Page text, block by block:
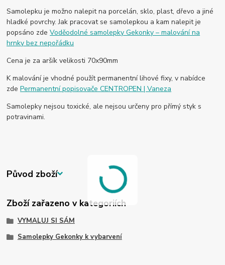
Samolepku je možno nalepit na porcelán, sklo, plast, dřevo a jiné
hladké povrchy. Jak pracovat se samolepkou a kam nalepit je
popsáno zdeVoděodolné samolepky Gekonky – malování na
hrnky bez nepořádku
Cena je za aršík velikosti 70x90mm
K malování je vhodné použít permanentní lihové fixy, v nabídce
zdePermanentní popisovače CENTROPEN | Vaneza
Samolepky nejsou toxické, ale nejsou určeny pro přímý styk s
potravinami.
Původ zboží
Zboží zařazeno v kategoriích
VYMALUJ SI SÁM
Samolepky Gekonky k vybarvení